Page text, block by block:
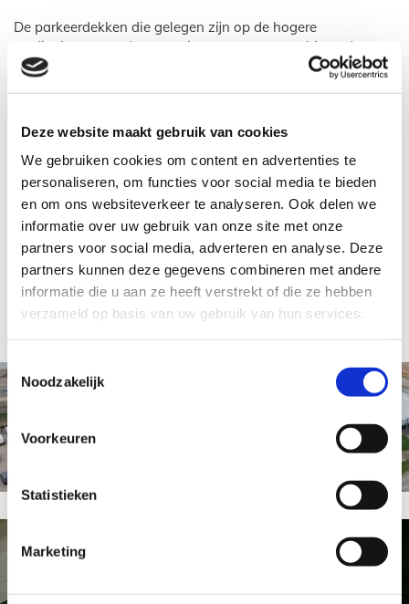
Deze website maakt gebruik van cookies
We gebruiken cookies om content en advertenties te
personaliseren, om functies voor social media te bieden
en om ons websiteverkeer te analyseren. Ook delen we
informatie over uw gebruik van onze site met onze
partners voor social media, adverteren en analyse. Deze
partners kunnen deze gegevens combineren met andere
informatie die u aan ze heeft verstrekt of die ze hebben
verzameld op basis van uw gebruik van hun services.
Toestemmingsselectie
Noodzakelijk
Voorkeuren
Statistieken
Marketing
De parkeerdekken die gelegen zijn op de hogere
verdiepingen worden voorzien van een gecombineerde op-
en afrit. De rand van de garage zal worden afgewerkt met
een spijlenhekwerk. Ter extra beveiliging en om schade aan
van een geleiderail, welke functioneert als vangrail.
Op de begane grond wordt in de meeste gevallen normaal
straatwerk aangebracht. Dit bepalen we per project,
afhankelijk van al eerder aangebracht straatwerk en
natuurlijk jou wensen. Hoe we de in- en uitgang van de
parkeergarage bouwen is afhankelijk van de locatie van de
parkeergelegenheid en de aanrijdroute. Daarom bepalen we
deze per project.